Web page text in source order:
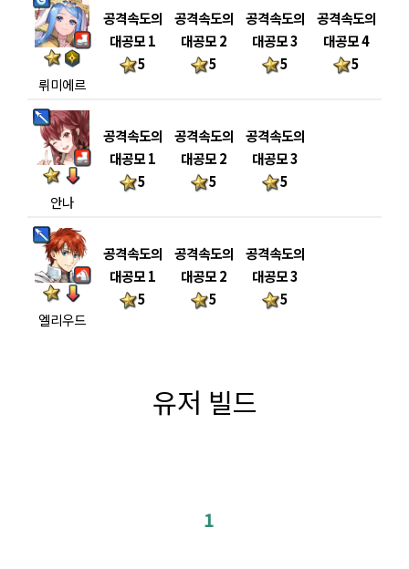
뤼미에르
공격속도의
대공모 1
5
공격속도의
대공모 2
5
공격속도의
대공모 3
5
공격속도의
대공모 4
5
안나
공격속도의
대공모 1
5
공격속도의
대공모 2
5
공격속도의
대공모 3
5
엘리우드
공격속도의
대공모 1
5
공격속도의
대공모 2
5
공격속도의
대공모 3
5
유저 빌드
1